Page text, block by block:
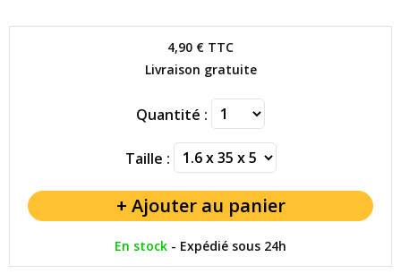
4,90 € TTC
Livraison gratuite
Quantité :
Taille :
En stock - Expédié sous 24h